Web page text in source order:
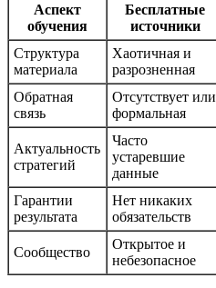
Аспект
обучения
Бесплатные
источники
Структура
материала
Хаотичная и
разрозненная
Обратная
связь
Отсутствует или
формальная
Актуальность
стратегий
Часто
устаревшие
данные
Гарантии
результата
Нет никаких
обязательств
Сообщество
Открытое и
небезопасное